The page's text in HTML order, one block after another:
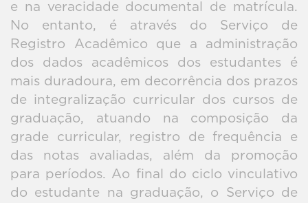
e na veracidade documental de matrícula.
No entanto, é através do Serviço de
Registro Acadêmico que a administração
dos dados acadêmicos dos estudantes é
mais duradoura, em decorrência dos prazos
de integralização curricular dos cursos de
graduação, atuando na composição da
grade curricular, registro de frequência e
das notas avaliadas, além da promoção
para períodos. Ao final do ciclo vinculativo
do estudante na graduação, o Serviço de